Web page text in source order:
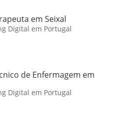
em Seixal
Digital em Portugal
de Enfermagem em
Digital em Portugal